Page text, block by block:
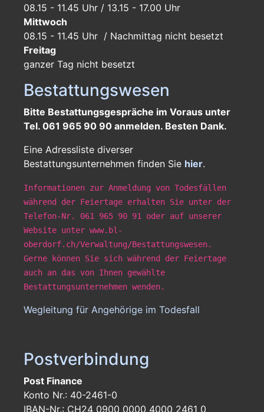
08.15 - 11.45 Uhr / 13.15 - 17.00 Uhr
Mittwoch
08.15 - 11.45 Uhr / Nachmittag nicht besetzt
Freitag
ganzer Tag nicht besetzt
Bestattungswesen
Bitte Bestattungsgespräche im Voraus unter
Tel. 061 965 90 90 anmelden. Besten Dank.
Eine Adressliste diverser
Bestattungsunternehmen finden Sie hier.
Informationen zur Anmeldung von Todesfällen
während der Feiertage erhalten Sie unter der
Telefon-Nr. 061 965 90 91 oder auf unserer
Website unter www.bl-
oberdorf.ch/Verwaltung/Bestattungswesen.
Gerne können Sie sich während der Feiertage
auch an das von Ihnen gewählte
Bestattungsunternehmen wenden.
Wegleitung für Angehörige im Todesfall
Postverbindung
Post Finance
Konto Nr.: 40-2461-0
IBAN-Nr.: CH24 0900 0000 4000 2461 0